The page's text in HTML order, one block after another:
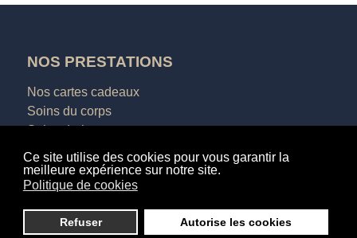
Ce site utilise des cookies pour vous garantir la
meilleure expérience sur notre site.
Politique de cookies
Refuser Autorise les cookies
NOS PRESTATIONS
Nos cartes cadeaux
Soins du corps
Soins drainants
Soins du visage
Soins des mains et des pieds
Maquillage et beauté du regard
Soins photo-pilaire
Epilations